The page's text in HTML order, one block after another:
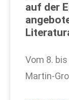
auf der
Vom 8.
Martin-